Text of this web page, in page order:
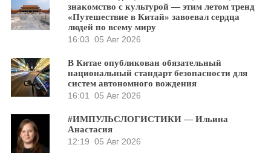
знакомство с культурой — этим летом тренд
«Путешествие в Китай» завоевал сердца
людей по всему миру
16:03 05 Авг 2026
В Китае опубликован обязательный
национальный стандарт безопасности для
систем автономного вождения
16:01 05 Авг 2026
#ИМПУЛЬСЛОГИСТИКИ — Ильина
Анастасия
12:19 05 Авг 2026